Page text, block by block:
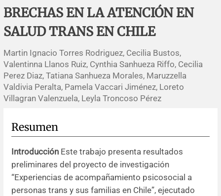
Errata y notas de reserva
Agradecimientos
Impressum
Revisiones sistemáticas
Protocolos
Evaluaciones económicas
Revisiones clínicas
Artículos de revisión
Notas metodológicas
Comunicaciones breves
Problemas de salud pública
Notas históricas y reseñas
Ensayos
Reporte de caso
Notas técnicas
Práctica clínica
Descripción
Política de cobros
Instrucciones para autores
Patrocinadores y financiamiento
Editores
BRECHAS EN LA ATENCIÓN EN
SALUD TRANS EN CHILE
Martin Ignacio Torres Rodriguez, Cecilia Bustos,
Valentinna Llanos Ruiz, Cynthia Sanhueza Riffo, Cecilia
Perez Diaz, Tatiana Sanhueza Morales, Maruzzella
Valdivia Peralta, Pamela Vaccari Jiménez, Loreto
Villagran Valenzuela, Leyla Troncoso Pérez
Resumen
Introducción Este trabajo presenta resultados
preliminares del proyecto de investigación
“Experiencias de acompañamiento psicosocial a
personas trans y sus familias en Chile”, ejecutado